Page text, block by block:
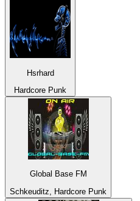
Hsrhard
Hardcore Punk
Global Base FM
Schkeuditz, Hardcore Punk